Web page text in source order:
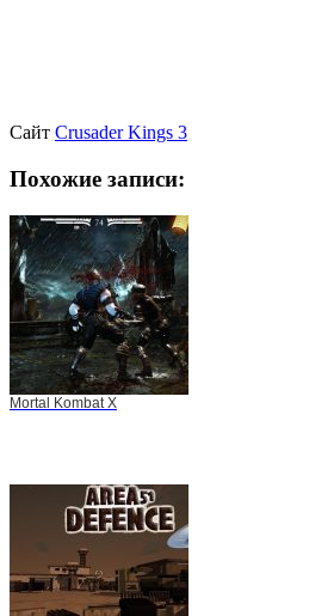
Сайт Crusader Kings 3
Похожие записи:
Mortal Kombat X